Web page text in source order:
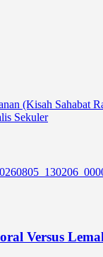
(Kisah Sahabat
Sekuler
Versus